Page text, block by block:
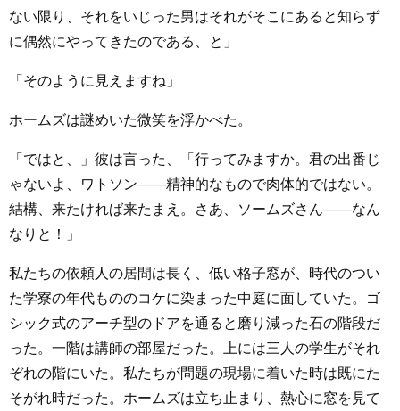
ない限り、それをいじった男はそれがそこにあると知らず
に偶然にやってきたのである、と」
「そのように見えますね」
ホームズは謎めいた微笑を浮かべた。
「ではと、」彼は言った、「行ってみますか。君の出番じ
ゃないよ、ワトソン――精神的なもので肉体的ではない。
結構、来たければ来たまえ。さあ、ソームズさん――なん
なりと！」
私たちの依頼人の居間は長く、低い格子窓が、時代のつい
た学寮の年代もののコケに染まった中庭に面していた。ゴ
シック式のアーチ型のドアを通ると磨り減った石の階段だ
った。一階は講師の部屋だった。上には三人の学生がそれ
ぞれの階にいた。私たちが問題の現場に着いた時は既にた
そがれ時だった。ホームズは立ち止まり、熱心に窓を見て